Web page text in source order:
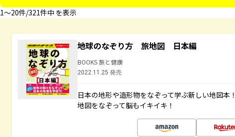
1〜20件/321件中 を表示
地球のなぞり方 旅地図 日本編
BOOKS 旅と健康
2022.11.25 発売
日本の地形や造形物をなぞって学ぶ新しい地図
地図をなぞって脳もイキイキ！